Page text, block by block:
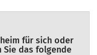
für sich oder
Sie das folgende